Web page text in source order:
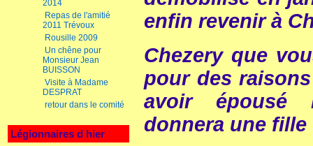
2014
Repas de l'amitié
2011 Trévoux
Rousille 2009
Un chêne pour
Monsieur Jean
BUISSON
Visite à Madame
DESPRAT
retour dans le comité
Légionnaires d hier
enfin revenir à
Chezery que
pour des
avoir épousé
donnera une fille